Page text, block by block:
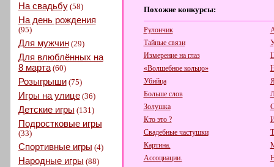
На свадьбу(58)
На день рождения
(95)
Для мужчин(29)
Для влюблённых на
8 марта(60)
Розыгрыши(75)
Игры на улице(36)
Детские игры (131)
Подростковые игры
(33)
Спортивные игры (4)
Народные игры (88)
Похожие конкурсы:
Рулончик
Тайные связи
Измерение на глаз
«Волшебное кольцо»
Убийца
Больше слов
Золушка
Кто это ?
Свадебные частушки
Картина.
Ассоциации.